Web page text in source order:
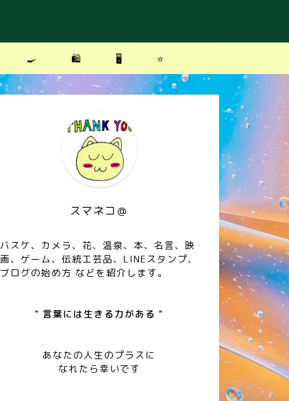
🍳 🛍 🖥 ⭐️
スマネコ＠
バスケ、カメラ、花、温泉、本、名言、映
画、ゲーム、伝統工芸品、LINEスタンプ、
ブログの始め方 などを紹介します。
" 言葉には生きる力がある "
あなたの人生のプラスに
なれたら幸いです